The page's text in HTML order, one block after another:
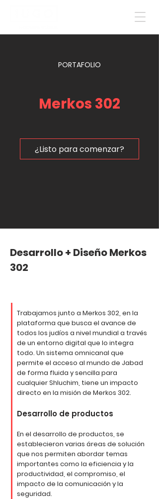
PORTAFOLIO
Merkos 302
¿Listo para comenzar?
Desarrollo + Diseño Merkos
302
Trabajamos junto a Merkos 302, en la
plataforma que busca el avance de
todos los judíos a nivel mundial a través
de un entorno digital que lo integra
todo. Un sistema omnicanal que
permite el acceso al mundo de Jabad
de forma fluida y sencilla para
cualquier Shluchim, tiene un impacto
directo en la misión de Merkos 302.
Desarrollo de productos
En el desarrollo de productos, se
establecieron varias áreas de solución
que nos permiten abordar temas
importantes como la eficiencia y la
productividad, el compromiso, el
impacto de la comunicación y la
seguridad.